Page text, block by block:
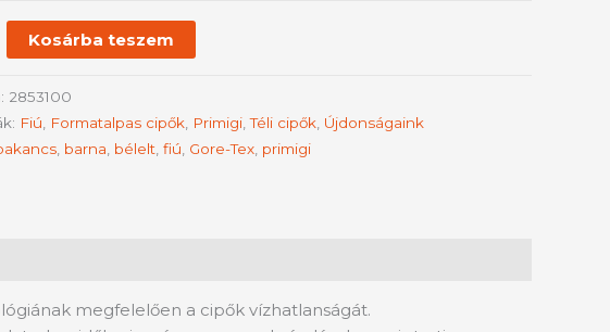
Kosárba teszem
2853100
Fiú Formatalpas cipők Primigi ,Téli cipők Újdonságaink
barna bélelt fiú Gore-Tex primigi
megfelelően a cipők vízhatlanságát.